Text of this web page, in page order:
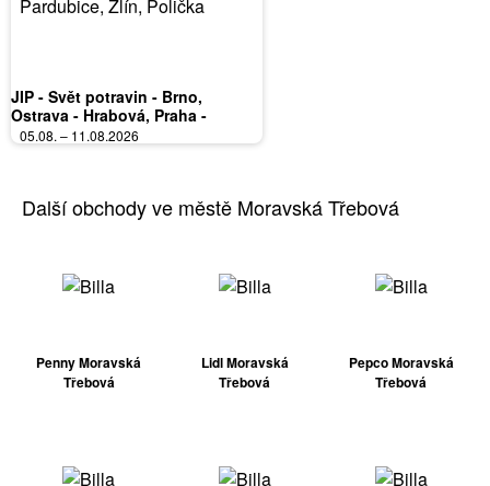
JIP - Svět potravin - Brno,
Ostrava - Hrabová, Praha -
Bořanovice, Jilemnice, Karlovy
Vary, Olomouc, Pardubice, Zlín,
05.08. – 11.08.2026
Další obchody ve městě Moravská Třebová
Penny Moravská
Třebová
Lidl Moravská
Třebová
Pepco Moravská
Třebová